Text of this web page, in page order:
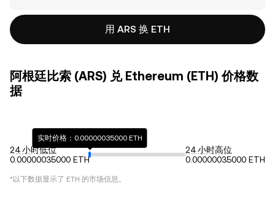
用 ARS 换 ETH
阿根廷比索 (ARS) 兑 Ethereum (ETH) 价格数
据
24 小时低位
0.00000035000 ETH
实时价格：0.00000035000 ETH
24 小时高位
0.00000035000 ETH
*以下数据显示了 ETH 的市场信息。